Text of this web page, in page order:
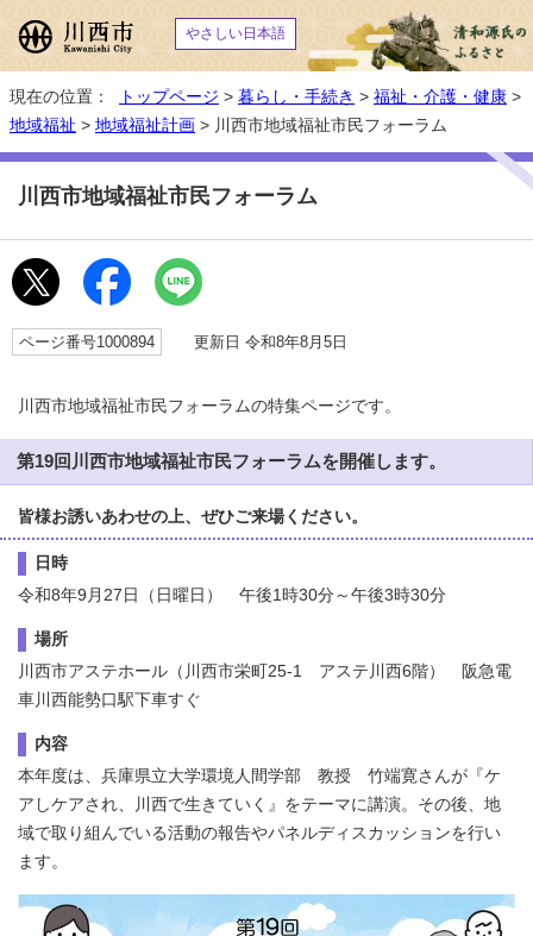
やさしい日本語
現在の位置： トップページ > 暮らし・手続き > 福祉・介護・健康 >
地域福祉 > 地域福祉計画 > 川西市地域福祉市民フォーラム
川西市地域福祉市民フォーラム
ページ番号1000894 更新日 令和8年8月5日
川西市地域福祉市民フォーラムの特集ページです。
第19回川西市地域福祉市民フォーラムを開催します。
皆様お誘いあわせの上、ぜひご来場ください。
日時
令和8年9月27日（日曜日） 午後1時30分～午後3時30分
場所
川西市アステホール（川西市栄町25-1 アステ川西6階） 阪急電
車川西能勢口駅下車すぐ
内容
本年度は、兵庫県立大学環境人間学部 教授 竹端寛さんが『ケ
アしケアされ、川西で生きていく』をテーマに講演。その後、地
域で取り組んでいる活動の報告やパネルディスカッションを行い
ます。